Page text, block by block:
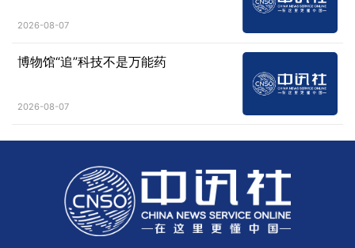
2026-08-07
博物馆“追”科技不是万能药
2026-08-07